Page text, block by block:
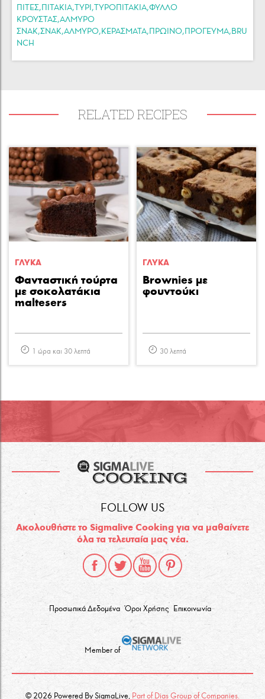
ΠΙΤΕΣ,ΠΙΤΑΚΙΑ,ΤΥΡΙ,ΤΥΡΟΠΙΤΑΚΙΑ,ΦΥΛΛΟ
ΚΡΟΥΣΤΑΣ,ΑΛΜΥΡΟ
ΣΝΑΚ,ΣΝΑΚ,ΑΛΜΥΡΟ,ΚΕΡΑΣΜΑΤΑ,ΠΡΩΙΝΟ,ΠΡΟΓΕΥΜΑ,BRU
NCH
RELATED RECIPES
ΓΛΥΚA
Φανταστική τούρτα
με σοκολατάκια
maltesers
1 ώρα και 30 λεπτά
ΓΛΥΚA
Brownies με
φουντούκι
30 λεπτά
FOLLOW US
Ακολουθήστε το Sigmalive Cooking για να μαθαίνετε
όλα τα τελευταία μας νέα.
Προσωπικά Δεδομένα Όροι Χρήσης Επικοινωνία
Member of
© 2026 Powered By SigmaLive, Part of Dias Group of Companies.